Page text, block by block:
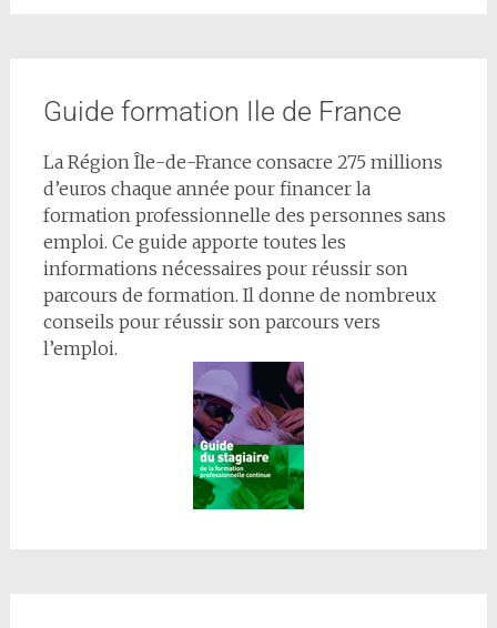
Guide formation Ile de France
La Région Île-de-France consacre 275 millions
d’euros chaque année pour financer la
formation professionnelle des personnes sans
emploi. Ce guide apporte toutes les
informations nécessaires pour réussir son
parcours de formation. Il donne de nombreux
conseils pour réussir son parcours vers
l’emploi.